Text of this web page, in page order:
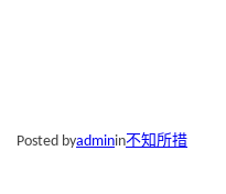
Posted byadminin不知所措